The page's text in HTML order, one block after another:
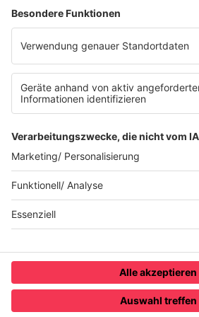
Impressum
Datenschutzerklärung
Datenschutzeinstellungen
Radioplayer
Teilnahmebedingungen